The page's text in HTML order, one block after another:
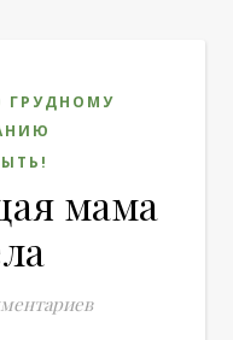
ГРУДНОМУ
мама